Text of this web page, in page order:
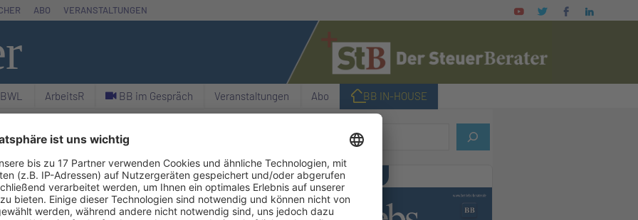
ABO VERANSTALTUNGEN
ArbeitsR C BB im Gespräch Veranstaltungen Abo I BB IN-HOUSE
AKTUELLES HEFT